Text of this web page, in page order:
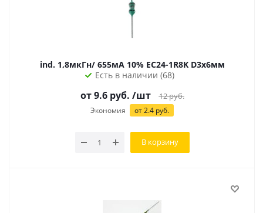
ind. 1,8мкГн/ 655мА 10% EC24-1R8K D3х6мм
Есть в наличии (68)
от 9.6 руб. /шт 12руб.
Экономия от 2.4 руб.
В корзину